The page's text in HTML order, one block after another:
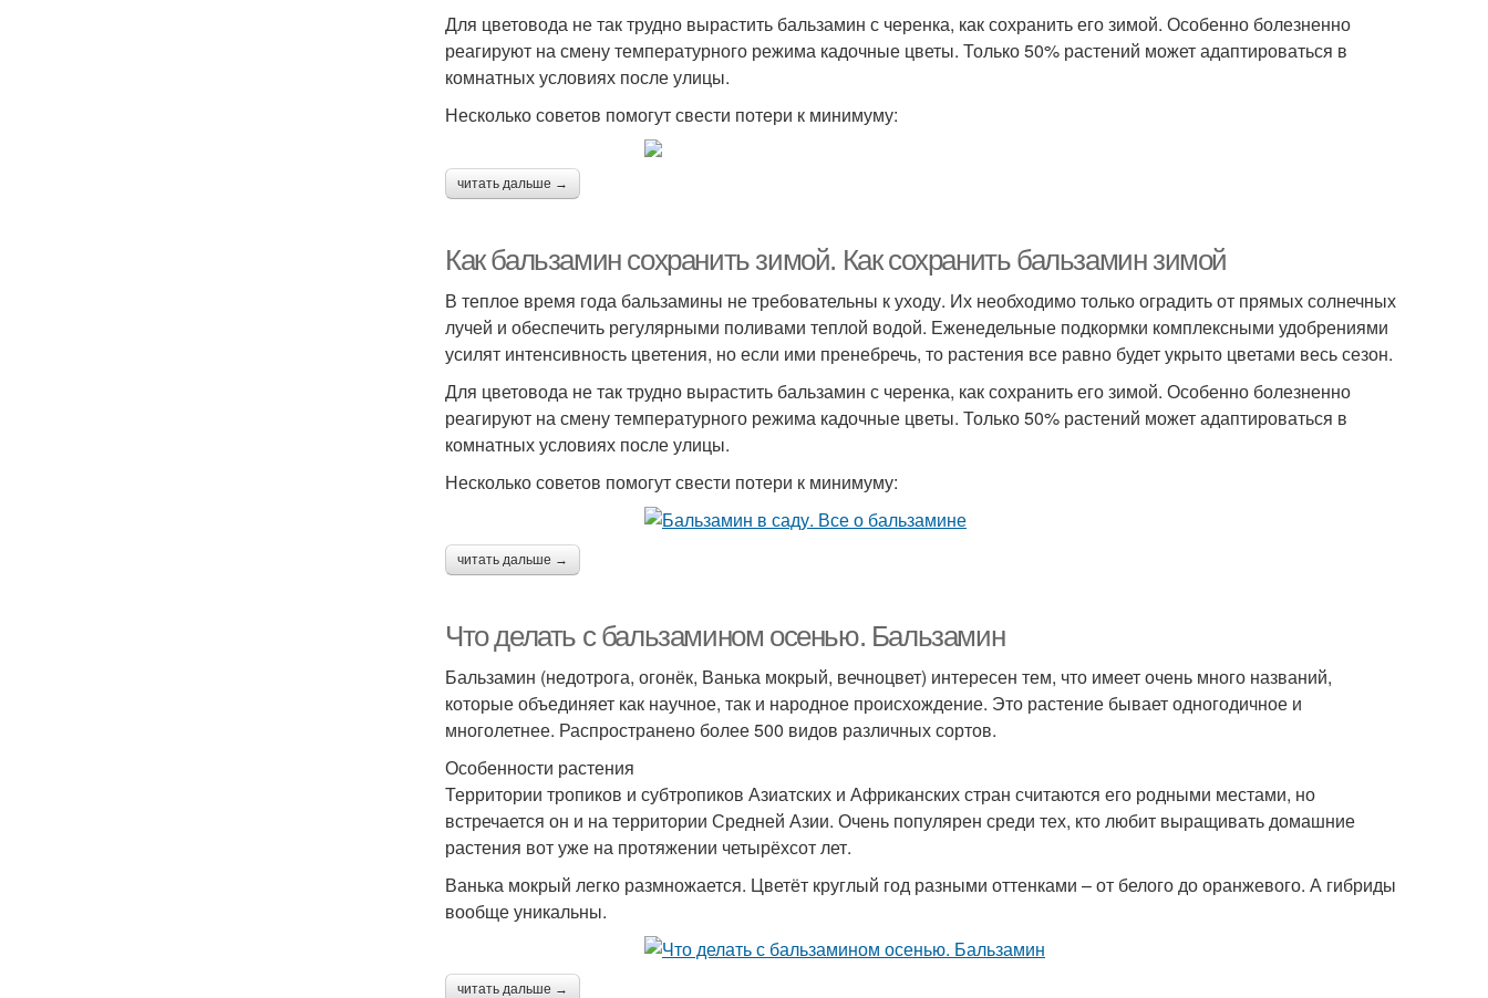
Для цветовода не так трудно вырастить бальзамин с черенка, как сохранить его зимой. Особенно болезненно
реагируют на смену температурного режима кадочные цветы. Только 50% растений может адаптироваться в
комнатных условиях после улицы.
Несколько советов помогут свести потери к минимуму:
читать дальше →
Как бальзамин сохранить зимой. Как сохранить бальзамин зимой
В теплое время года бальзамины не требовательны к уходу. Их необходимо только оградить от прямых солнечных
лучей и обеспечить регулярными поливами теплой водой. Еженедельные подкормки комплексными удобрениями
усилят интенсивность цветения, но если ими пренебречь, то растения все равно будет укрыто цветами весь сезон.
Для цветовода не так трудно вырастить бальзамин с черенка, как сохранить его зимой. Особенно болезненно
реагируют на смену температурного режима кадочные цветы. Только 50% растений может адаптироваться в
комнатных условиях после улицы.
Несколько советов помогут свести потери к минимуму:
читать дальше →
Что делать с бальзамином осенью. Бальзамин
Бальзамин (недотрога, огонёк, Ванька мокрый, вечноцвет) интересен тем, что имеет очень много названий,
которые объединяет как научное, так и народное происхождение. Это растение бывает одногодичное и
многолетнее. Распространено более 500 видов различных сортов.
Особенности растения
Территории тропиков и субтропиков Азиатских и Африканских стран считаются его родными местами, но
встречается он и на территории Средней Азии. Очень популярен среди тех, кто любит выращивать домашние
растения вот уже на протяжении четырёхсот лет.
Ванька мокрый легко размножается. Цветёт круглый год разными оттенками – от белого до оранжевого. А гибриды
вообще уникальны.
читать дальше →